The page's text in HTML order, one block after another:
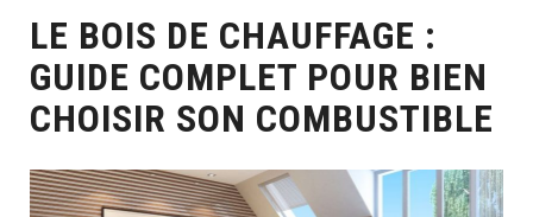
LE BOIS DE CHAUFFAGE :
GUIDE COMPLET POUR BIEN
CHOISIR SON COMBUSTIBLE